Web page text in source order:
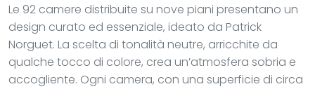
Le 92 camere distribuite su nove piani presentano un
design curato ed essenziale, ideato da Patrick
Norguet. La scelta di tonalità neutre, arricchite da
qualche tocco di colore, crea un’atmosfera sobria e
accogliente. Ogni camera, con una superficie di circa